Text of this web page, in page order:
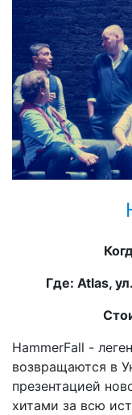
Где: Atlas,
HammerFall -
возвращаются в
презентацией
хитами за всю